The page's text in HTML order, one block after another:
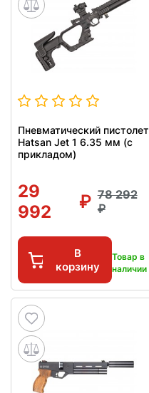
Пневматический пистолет
Hatsan Jet 1 6.35 мм (с
прикладом)
29
992
78 292
В
корзину
Товар в
наличии